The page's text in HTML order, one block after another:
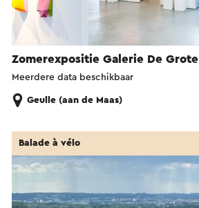
Zomerexpositie Galerie De
Meerdere data beschikbaar
Geulle (aan de Maas)
Balade à vélo